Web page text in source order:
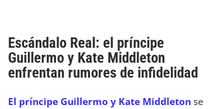
Escándalo Real: el príncipe
Guillermo y Kate Middleton
enfrentan rumores de infidelidad
El príncipe Guillermo y Kate Middleton se